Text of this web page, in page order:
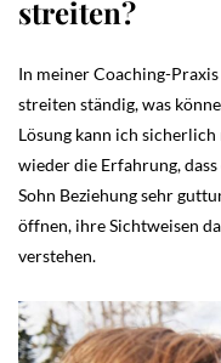
streiten?
In meiner Coaching-
streiten ständig, was
Lösung kann ich
wieder die Erfahrung,
Sohn Beziehung sehr
öffnen, ihre Sichtweisen
verstehen.